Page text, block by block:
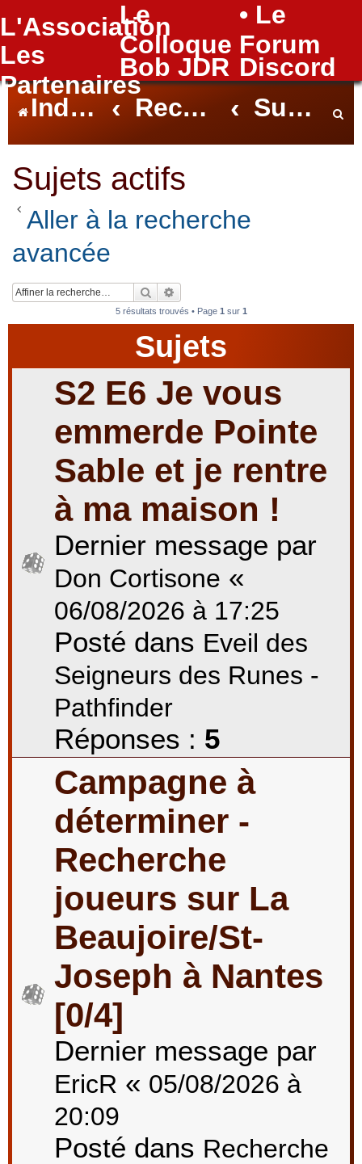
L'Association
Le
Colloque
• Le
Forum
Les
Partenaires
Bob JDR Discord
FAQ
Index du forum Rechercher Sujets actifs
Sujets actifs
Aller à la recherche
avancée
Rechercher
5 résultats trouvés • Page 1 sur 1
Sujets
S2 E6 Je vous
emmerde Pointe
Sable et je rentre
à ma maison !
Dernier message par
Don Cortisone «
06/08/2026 à 17:25
Posté dans Eveil des
Seigneurs des Runes -
Pathfinder
Réponses : 5
Campagne à
déterminer -
Recherche
joueurs sur La
Beaujoire/St-
Joseph à Nantes
[0/4]
Dernier message par
EricR « 05/08/2026 à
20:09
Posté dans Recherche